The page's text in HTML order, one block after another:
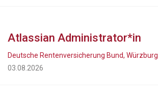
Atlassian Administrator*in
Deutsche Rentenversicherung Bund, Würzburg
03.08.2026